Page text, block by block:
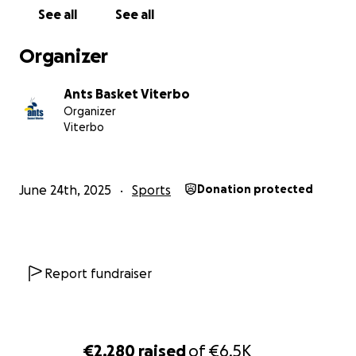
€2,280 raisedof€6.5K
See all See all
Organizer
Ants Basket Viterbo
Organizer
Viterbo
June 24th, 2025 Sports Donation protected
Report fundraiser